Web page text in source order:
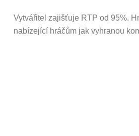
Vytvářitel zajišťuje RTP od 95%.
nabízející hráčům jak vyhranou